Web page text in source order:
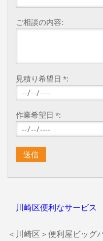
ご相談の内容:
見積り希望日 *:
作業希望日 *:
川崎区便利なサービス
＜川崎区＞便利屋ビッグ